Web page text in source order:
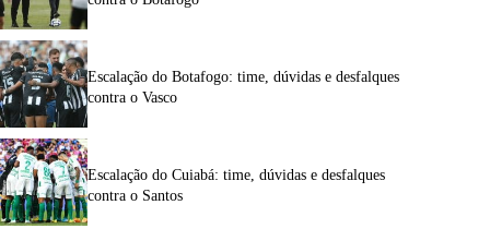
Escalação do Botafogo: time, dúvidas e desfalques
contra o Vasco
Escalação do Cuiabá: time, dúvidas e desfalques
contra o Santos